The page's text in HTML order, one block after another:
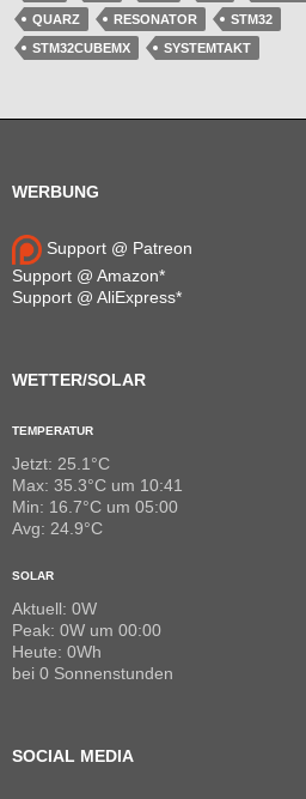
QUARZ
RESONATOR
STM32
STM32CUBEMX
SYSTEMTAKT
WERBUNG
Support @ Patreon
Support @ Amazon*
Support @ AliExpress*
WETTER/SOLAR
TEMPERATUR
Jetzt: 25.1°C
Max: 35.3°C um 10:41
Min: 16.7°C um 05:00
Avg: 24.9°C
SOLAR
Aktuell: 0W
Peak: 0W um 00:00
Heute: 0Wh
bei 0 Sonnenstunden
SOCIAL MEDIA